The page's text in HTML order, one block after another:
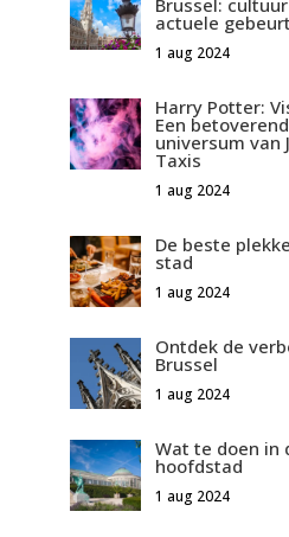
Brussel:
actuele
1 aug 2024
Harry Potter:
Een
universum van
Taxis
1 aug 2024
De beste
stad
1 aug 2024
Ontdek de
Brussel
1 aug 2024
Wat te doen in
hoofdstad
1 aug 2024